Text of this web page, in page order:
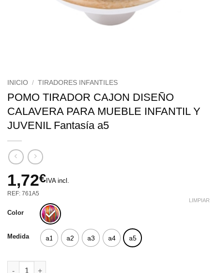
INICIO / TIRADORES INFANTILES
POMO TIRADOR CAJON DISEÑO
CALAVERA PARA MUEBLE INFANTIL Y
JUVENIL Fantasía a5
1,72€ IVA incl.
REF: 761A5
Color
Medida a1 a2 a3 a4 a5
LIMPIAR
POMO TIRADOR CAJON DISEÑO CALAVERA PARA MUEBLE